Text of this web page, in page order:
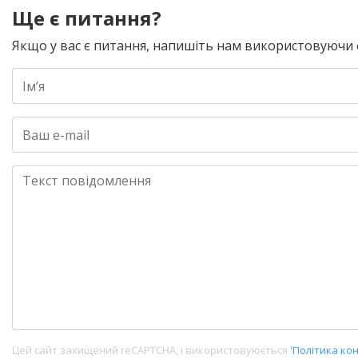
Ще є питання?
Якщо у вас є питання, напишіть нам
Цей сайт захищений reCAPTCHA, і використовуюється 'Політика